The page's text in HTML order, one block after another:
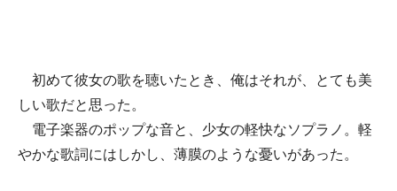
初めて彼女の歌を聴いたとき、俺はそれが、とても美
しい歌だと思った。
電子楽器のポップな音と、少女の軽快なソプラノ。軽
やかな歌詞にはしかし、薄膜のような憂いがあった。